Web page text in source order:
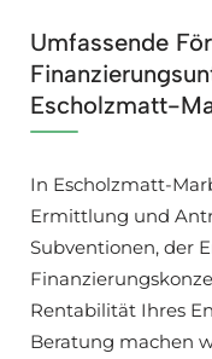
Umfassende
Escholzmatt-
In Escholzmatt-
Ermittlung und
Subventionen, der
Rentabilität Ihres
Beratung machen